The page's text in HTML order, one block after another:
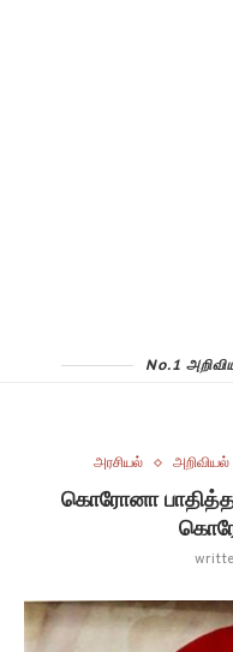
No.1
அரசியல் அறிவியல்
கொரோனா